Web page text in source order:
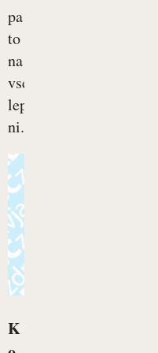
pa
to
na
vsem
lepem
ni...
K